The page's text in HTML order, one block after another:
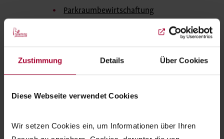
Zustimmung Details Über Cookies
Diese Webseite verwendet Cookies
Wir setzen Cookies ein, um Informationen über Ihren
Parkraumbewirtschaftung
Berufsbegleitende Ausbildung
Propädeutikum Diakonik